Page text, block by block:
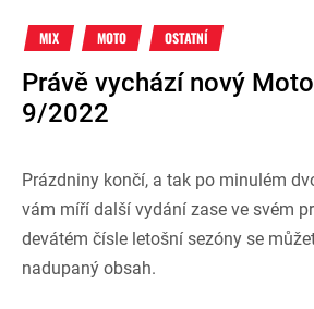
MIX MOTO OSTATNÍ
Právě vychází nový
9/2022
Prázdniny končí, a tak po minulém
vám míří další vydání zase ve svém
devátém čísle letošní sezóny se
nadupaný obsah.